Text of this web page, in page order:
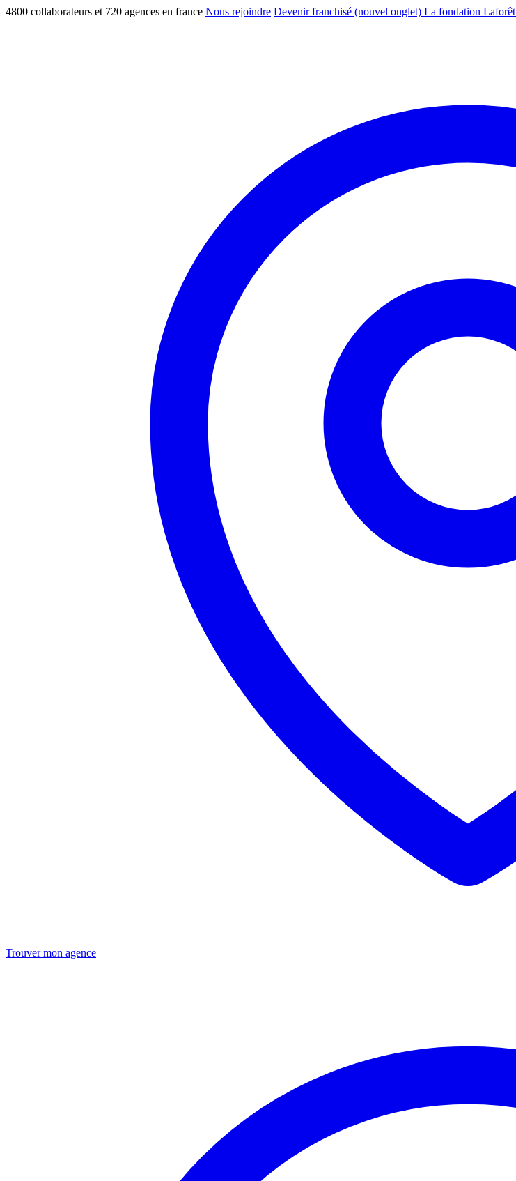
4800 collaborateurs et 720 agences en france Nous rejoindre Devenir franchisé (nouvel onglet) La fondation Laforêt
Trouver mon agence